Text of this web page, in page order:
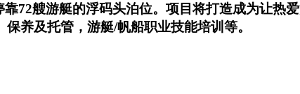
72艘游艇的浮码头泊位。项目将打造成为让热
养及托管，游艇/帆船职业技能培训等。